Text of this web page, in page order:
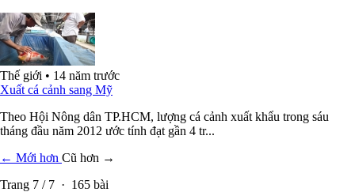
Thế giới • 14 năm trước
Xuất cá cảnh sang Mỹ
Theo Hội Nông dân TP.HCM, lượng cá cảnh xuất khẩu trong sáu
tháng đầu năm 2012 ước tính đạt gần 4 tr...
← Mới hơn Cũ hơn →
Trang 7 / 7 · 165 bài